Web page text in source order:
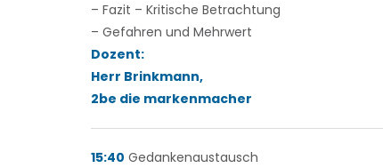
– Fazit – Kritische Betrachtung
– Gefahren und Mehrwert
Dozent:
Herr Brinkmann,
2be die markenmacher
15:40 Gedankenaustausch